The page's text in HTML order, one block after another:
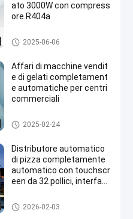
ato 3000W con compress
ore R404a
Distributore automatico del ge
lato
2025-06-06
Affari di macchine vendit
e di gelati completament
e automatiche per centri
commerciali
Distributore automatico del ge
lato
2025-02-24
Distributore automatico
di pizza completamente
automatico con touchscr
een da 32 pollici, interfac
lità 24 ore su 24, 7 giorni s
u 7
Distributore automatico della
pizza
2026-02-03